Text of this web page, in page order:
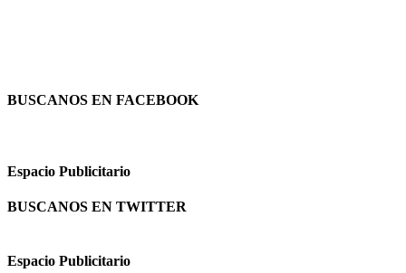
BUSCANOS EN FACEBOOK
Espacio Publicitario
BUSCANOS EN TWITTER
Espacio Publicitario